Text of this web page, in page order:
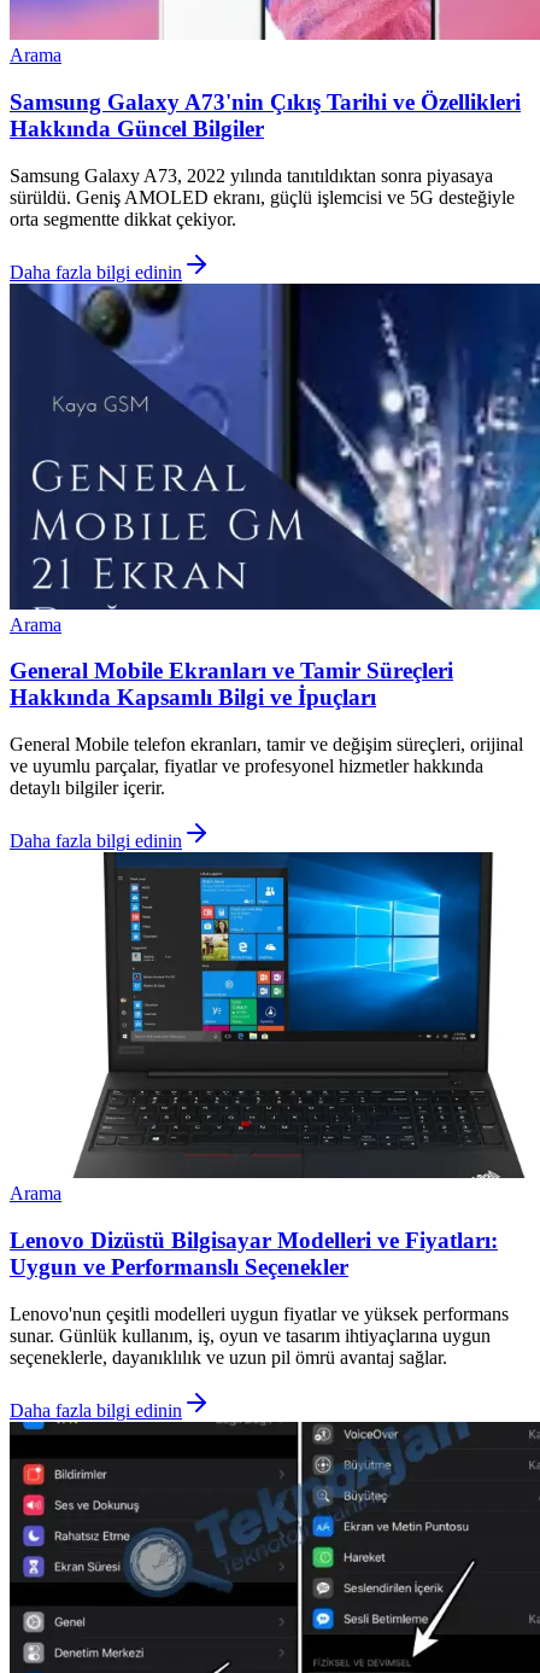
Arama
Samsung Galaxy A73'nin Çıkış Tarihi ve Özellikleri
Hakkında Güncel Bilgiler
Samsung Galaxy A73, 2022 yılında tanıtıldıktan sonra piyasaya
sürüldü. Geniş AMOLED ekranı, güçlü işlemcisi ve 5G desteğiyle
orta segmentte dikkat çekiyor.
Daha fazla bilgi edinin
Arama
General Mobile Ekranları ve Tamir Süreçleri
Hakkında Kapsamlı Bilgi ve İpuçları
General Mobile telefon ekranları, tamir ve değişim süreçleri, orijinal
ve uyumlu parçalar, fiyatlar ve profesyonel hizmetler hakkında
detaylı bilgiler içerir.
Daha fazla bilgi edinin
Arama
Lenovo Dizüstü Bilgisayar Modelleri ve Fiyatları:
Uygun ve Performanslı Seçenekler
Lenovo'nun çeşitli modelleri uygun fiyatlar ve yüksek performans
sunar. Günlük kullanım, iş, oyun ve tasarım ihtiyaçlarına uygun
seçeneklerle, dayanıklılık ve uzun pil ömrü avantaj sağlar.
Daha fazla bilgi edinin